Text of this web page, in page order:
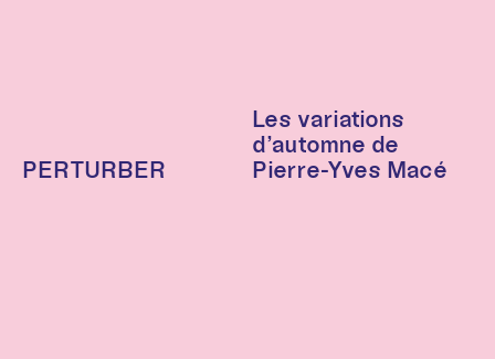
PERTURBER
Les variations
d’automne de
Pierre-Yves Macé